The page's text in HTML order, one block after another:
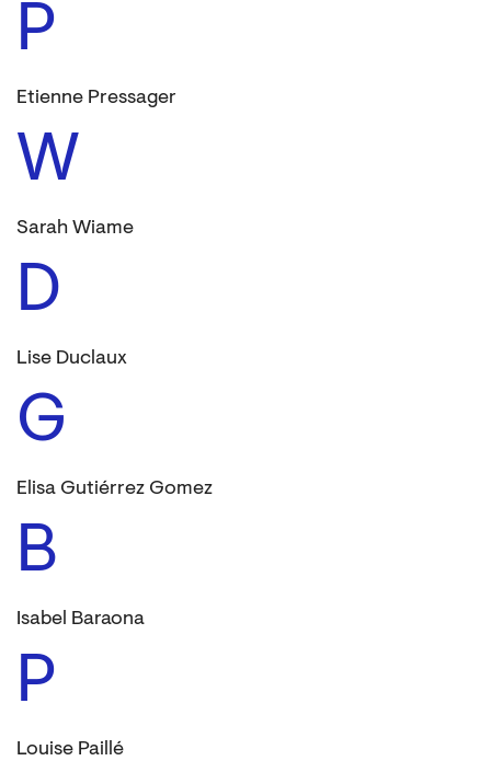
P
Etienne Pressager
W
Sarah Wiame
D
Lise Duclaux
G
Elisa Gutiérrez Gomez
B
Isabel Baraona
P
Louise Paillé